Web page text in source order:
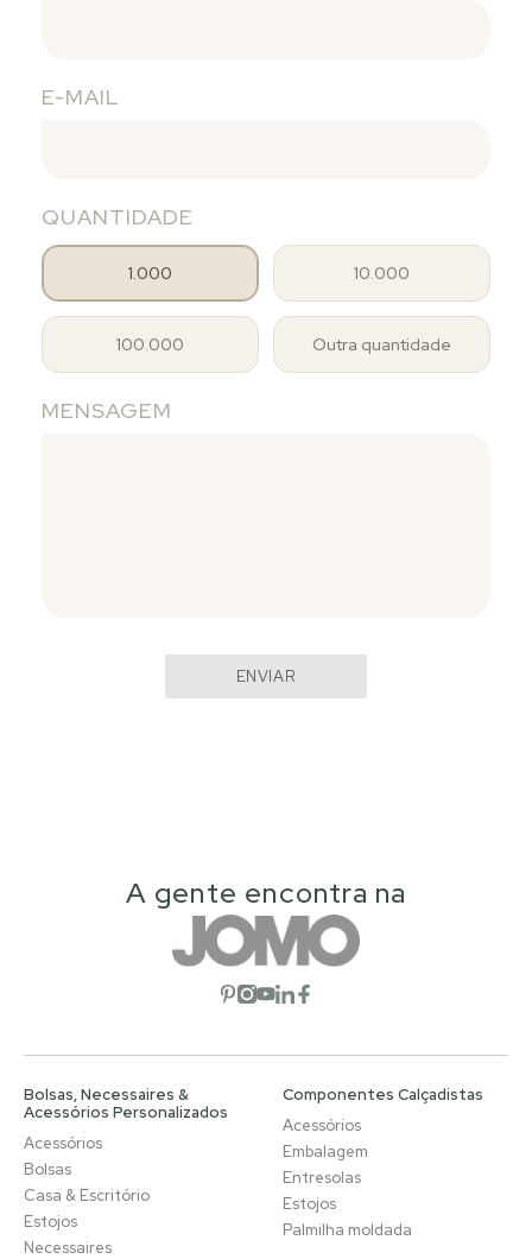
E-MAIL
QUANTIDADE
1.000 10.000
100.000 Outra quantidade
MENSAGEM
ENVIAR
A gente encontra na
Abrir rede social
Abrir rede social
Abrir rede social
Abrir rede social
Abrir rede social
Bolsas, Necessaires &
Acessórios Personalizados
Acessórios
Bolsas
Casa & Escritório
Estojos
Necessaires
Componentes Calçadistas
Acessórios
Embalagem
Entresolas
Estojos
Palmilha moldada